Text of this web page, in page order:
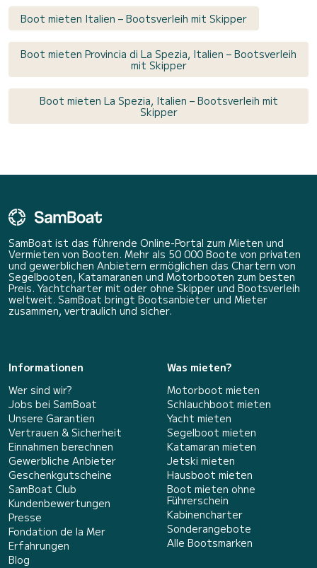
Boot mieten Italien – Bootsverleih mit Skipper
Boot mieten Provincia di La Spezia, Italien – Bootsverleih
mit Skipper
Boot mieten La Spezia, Italien – Bootsverleih mit
Skipper
SamBoat ist das führende Online-Portal zum Mieten und
Vermieten von Booten. Mehr als 50 000 Boote von privaten
und gewerblichen Anbietern ermöglichen das Chartern von
Segelbooten, Katamaranen und Motorbooten zum besten
Preis. Yachtcharter mit oder ohne Skipper und Bootsverleih
weltweit. SamBoat bringt Bootsanbieter und Mieter
zusammen, vertraulich und sicher.
Informationen
Wer sind wir?
Jobs bei SamBoat
Unsere Garantien
Vertrauen & Sicherheit
Einnahmen berechnen
Gewerbliche Anbieter
Geschenkgutscheine
SamBoat Club
Kundenbewertungen
Presse
Fondation de la Mer
Erfahrungen
Blog
Was mieten?
Motorboot mieten
Schlauchboot mieten
Yacht mieten
Segelboot mieten
Katamaran mieten
Jetski mieten
Hausboot mieten
Boot mieten ohne
Führerschein
Kabinencharter
Sonderangebote
Alle Bootsmarken